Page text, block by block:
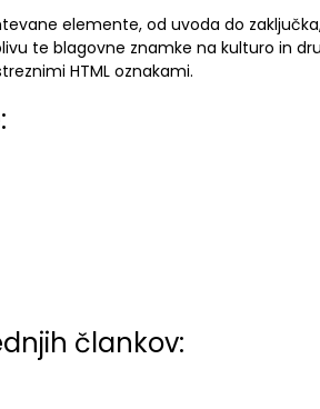
elemente, od uvoda do
te blagovne znamke na kulturo in
HTML oznakami.
člankov: